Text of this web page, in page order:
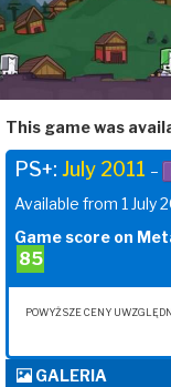
This game was
PS+: July 2011 –
Available from 1 July
Game score on
85
POWYŻSZE CENY
GALERIA